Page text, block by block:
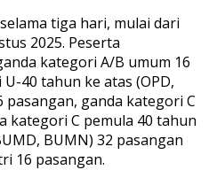
tiga hari, mulai dari
2025. Peserta
kategori A/B umum 16
40 tahun ke atas (OPD,
ganda kategori C
kategori C pemula 40 tahun
BUMN) 32 pasangan
16 pasangan.